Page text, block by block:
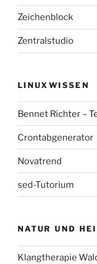
Zeichenblock
Zentralstudio
LINUXWISSEN
Bennet Richter –
Crontabgenerator
Novatrend
sed-Tutorium
NATUR UND
Klangtherapie